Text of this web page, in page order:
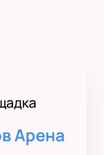
Арена